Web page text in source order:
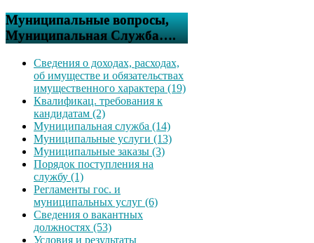
Муниципальные вопросы,
Муниципальная Служба….
Сведения о доходах, расходах,
об имуществе и обязательствах
имущественного характера (19)
Квалификац. требования к
кандидатам (2)
Муниципальная служба (14)
Муниципальные услуги (13)
Муниципальные заказы (3)
Порядок поступления на
службу (1)
Регламенты гос. и
муниципальных услуг (6)
Сведения о вакантных
должностях (53)
Условия и результаты